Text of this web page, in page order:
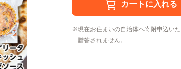
現在お住まいの自治体へ寄附申込い
贈答されません。